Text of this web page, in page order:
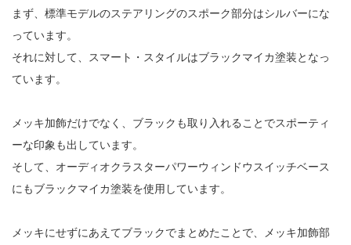
まず、標準モデルのステアリングのスポーク部分はシルバーにな
っています。
それに対して、スマート・スタイルはブラックマイカ塗装となっ
ています。
メッキ加飾だけでなく、ブラックも取り入れることでスポーティ
ーな印象も出しています。
そして、オーディオクラスターパワーウィンドウスイッチベース
にもブラックマイカ塗装を使用しています。
メッキにせずにあえてブラックでまとめたことで、メッキ加飾部